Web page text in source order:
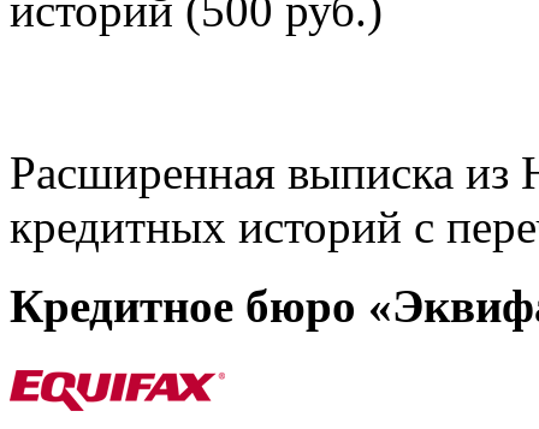
Расширенная выписка из
кредитных историй с
Кредитное бюро